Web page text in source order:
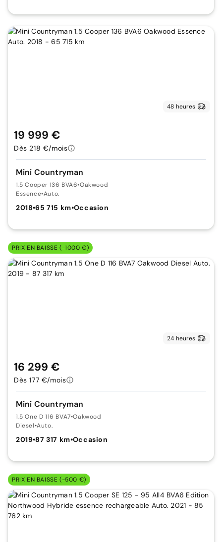
48 heures
Mini Countryman
1.5 Cooper 136 BVA6•Oakwood
Essence•Auto.
2018•65 715 km•Occasion
19 999 €
Dès 218 €/mois
PRIX EN BAISSE (-1000 €)
24 heures
Mini Countryman
1.5 One D 116 BVA7•Oakwood
Diesel•Auto.
2019•87 317 km•Occasion
16 299 €
Dès 177 €/mois
PRIX EN BAISSE (-500 €)